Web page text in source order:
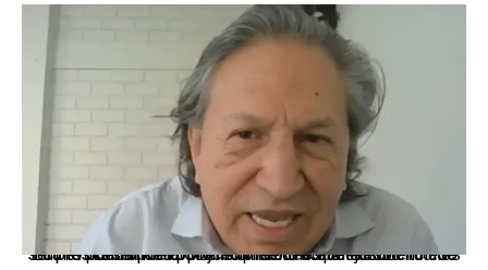
La presidenta Keiko Fujimori informó que la solicitud de indulto presentada por el expresidente Alejandro Toledo será evaluada por la Comisión de Gracias Presidenciales conforme al procedimiento establecido.